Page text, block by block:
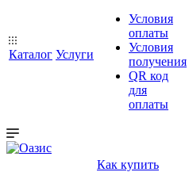
Каталог Услуги
Условия
оплаты
Условия
получения
QR код
для
оплаты
Как купить